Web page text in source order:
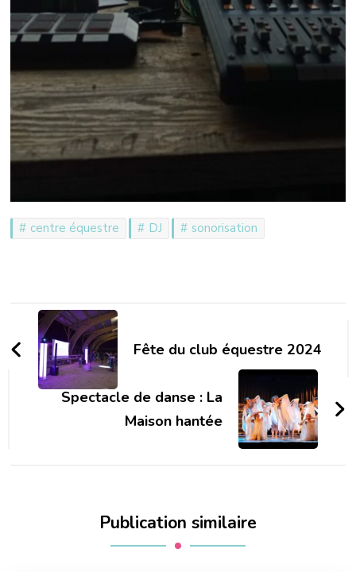
centre équestre DJ sonorisation
Navigation
d'article
Fête du club équestre 2024
Spectacle de danse : La
Maison hantée
Publication similaire